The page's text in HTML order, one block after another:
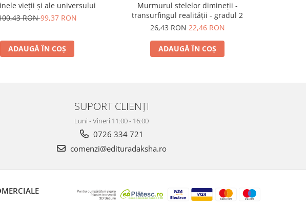
vieţii şi ale universului
RON99,37 RON
ADAUGĂ ÎN COȘ
Murmurul stelelor dimineţii -
transurfingul realităţii - gradul 2
26,43 RON22,46 RON
ADAUGĂ ÎN COȘ
SUPORT CLIENȚI
Luni - Vineri 11:00 - 16:00
0726 334 721
comenzi@edituradaksha.ro